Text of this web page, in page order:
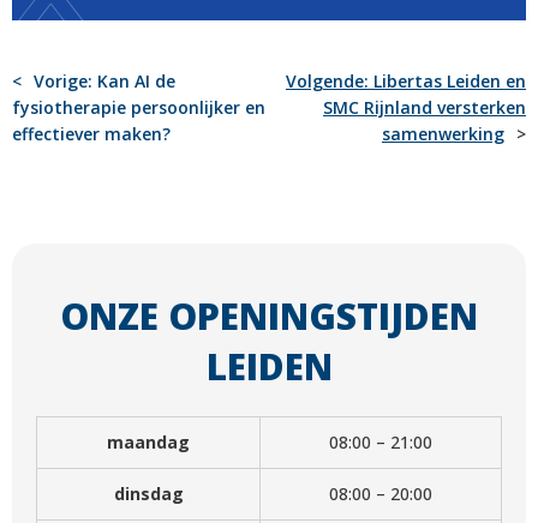
BERICHT
NAVIGATIE
Vorige: Kan AI de
fysiotherapie persoonlijker en
effectiever maken?
Volgende: Libertas Leiden en
SMC Rijnland versterken
samenwerking
ONZE OPENINGSTIJDEN
LEIDEN
maandag 08:00 – 21:00
dinsdag 08:00 – 20:00